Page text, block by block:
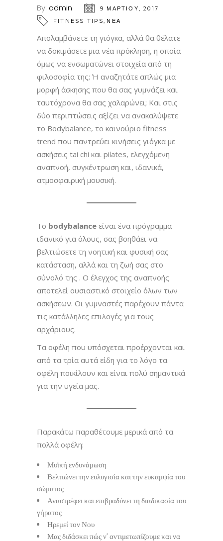
By: admin
9 ΜΑΡΤΊΟΥ, 2017
FITNESS TIPS,ΝΕΑ
Απολαμβάνετε τη γιόγκα, αλλά θα θέλατε
να δοκιμάσετε μια νέα πρόκληση, η οποία
όμως να ενσωματώνει στοιχεία από τη
φιλοσοφία της; Ή αναζητάτε απλώς μια
μορφή άσκησης που θα σας γυμνάζει και
ταυτόχρονα θα σας χαλαρώνει; Και στις
δύο περιπτώσεις αξίζει να ανακαλύψετε
το Bodybalance, το καινούριο fitness
trend που παντρεύει κινήσεις γιόγκα με
ασκήσεις tai chi και pilates, ελεγχόμενη
αναπνοή, συγκέντρωση και, ιδανικά,
ατμοσφαιρική μουσική.
Το bodybalance είναι ένα πρόγραμμα
ιδανικό για όλους, σας βοηθάει να
βελτιώσετε τη νοητική και φυσική σας
κατάσταση, αλλά και τη ζωή σας στο
σύνολό της . Ο έλεγχος της αναπνοής
αποτελεί ουσιαστικό στοιχείο όλων των
ασκήσεων. Οι γυμναστές παρέχουν πάντα
τις κατάλληλες επιλογές για τους
αρχάριους.
Τα οφέλη που υπόσχεται προέρχονται και
από τα τρία αυτά είδη για το λόγο τα
οφέλη ποικίλουν και είναι πολύ σημαντικά
για την υγεία μας.
Παρακάτω παραθέτουμε μερικά από τα
πολλά οφέλη:
Μυϊκή ενδυνάμωση
Βελτιώνει την ευλυγισία και την ευκαμψία του
σώματος
Αναστρέφει και επιβραδύνει τη διαδικασία του
γήρατος
Ηρεμεί τον Νου
Μας διδάσκει πώς ν’ αντιμετωπίζουμε και να